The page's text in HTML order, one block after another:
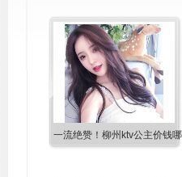
一流绝赞！柳州ktv公主价钱